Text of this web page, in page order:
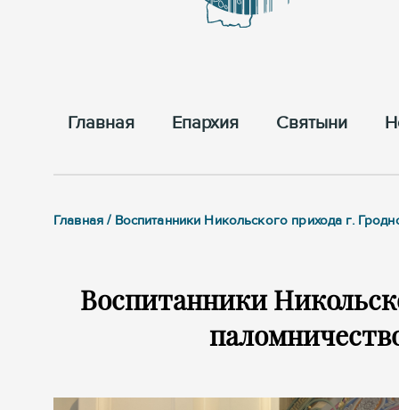
Главная Епархия Cвятыни
Главная / Воспитанники Никольского прихода г.
Воспитанники